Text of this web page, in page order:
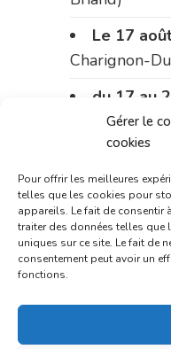
Gérer le
cookies
Pour offrir les meilleures
telles que les cookies pour
appareils. Le fait de consentir
traiter des données telles que
uniques sur ce site. Le fait de
consentement peut avoir un
fonctions.
Le 17
Charignon-
du 17 au
Palobart
Dupont
du 28 au
Bonnemaire
pharmacie